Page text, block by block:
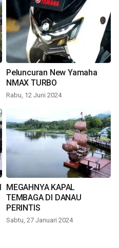
Peluncuran New Yamaha
NMAX TURBO
Rabu, 12 Juni 2024
MEGAHNYA KAPAL
TEMBAGA DI DANAU
PERINTIS
Sabtu, 27 Januari 2024